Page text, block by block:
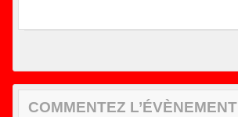
COMMENTEZ L’ÉVÈNEMENT